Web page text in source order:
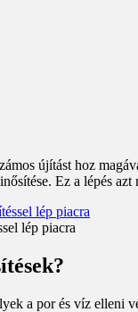
újítást hoz
Ez a lépés
lép piacra
a por és víz elleni